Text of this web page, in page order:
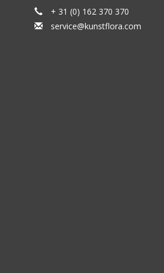
+ 31 (0) 162 370 370
service@kunstflora.com